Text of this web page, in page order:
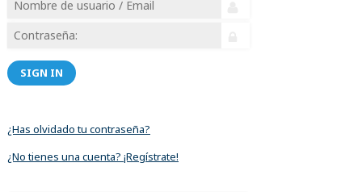
SIGN IN
¿Has olvidado tu contraseña?
¿No tienes una cuenta? ¡Regístrate!